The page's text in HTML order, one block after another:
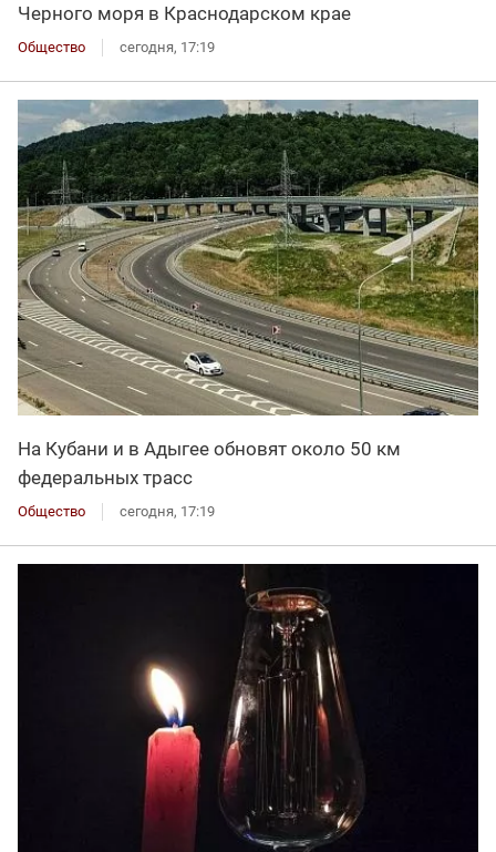
Черного моря в Краснодарском крае
Общество сегодня, 17:19
На Кубани и в Адыгее обновят около 50 км
федеральных трасс
Общество сегодня, 17:19